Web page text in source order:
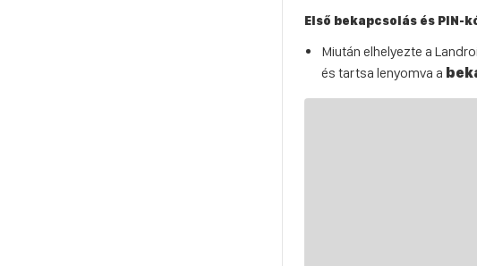
Első bekapcsolás és PIN-
Miután elhelyezte a
és tartsa lenyomva a